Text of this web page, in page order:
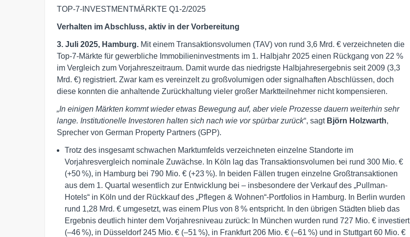
TOP-7-INVESTMENTMÄRKTE Q1-2/2025
Verhalten im Abschluss, aktiv in der Vorbereitung
3. Juli 2025, Hamburg. Mit einem Transaktionsvolumen (TAV) von rund 3,6 Mrd. € verzeichneten die
Top-7-Märkte für gewerbliche Immobilieninvestments im 1. Halbjahr 2025 einen Rückgang von 22 %
im Vergleich zum Vorjahreszeitraum. Damit wurde das niedrigste Halbjahresergebnis seit 2009 (3,3
Mrd. €) registriert. Zwar kam es vereinzelt zu großvolumigen oder signalhaften Abschlüssen, doch
diese konnten die anhaltende Zurückhaltung vieler großer Marktteilnehmer nicht kompensieren.
„In einigen Märkten kommt wieder etwas Bewegung auf, aber viele Prozesse dauern weiterhin sehr
lange. Institutionelle Investoren halten sich nach wie vor spürbar zurück“, sagt Björn Holzwarth,
Sprecher von German Property Partners (GPP).
Trotz des insgesamt schwachen Marktumfelds verzeichneten einzelne Standorte im
Vorjahresvergleich nominale Zuwächse. In Köln lag das Transaktionsvolumen bei rund 300 Mio. €
(+50 %), in Hamburg bei 790 Mio. € (+23 %). In beiden Fällen trugen einzelne Großtransaktionen
aus dem 1. Quartal wesentlich zur Entwicklung bei – insbesondere der Verkauf des „Pullman-
Hotels“ in Köln und der Rückkauf des „Pflegen & Wohnen“-Portfolios in Hamburg. In Berlin wurden
rund 1,28 Mrd. € umgesetzt, was einem Plus von 8 % entspricht. In den übrigen Städten blieb das
Ergebnis deutlich hinter dem Vorjahresniveau zurück: In München wurden rund 727 Mio. € investiert
(–46 %), in Düsseldorf 245 Mio. € (–51 %), in Frankfurt 206 Mio. € (–61 %) und in Stuttgart 60 Mio. €